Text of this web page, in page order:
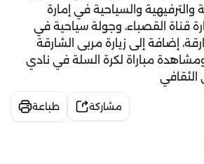
والترفيهية والسياحية في إمارة
قناة القصباء، وجولة سياحية في
إضافة إلى زيارة مربى الشارقة
ومشاهدة مباراة لكرة السلة في نادي
الثقافي
مشاركة طباعة